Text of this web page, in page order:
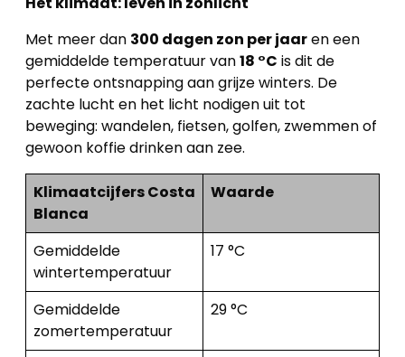
Met meer dan 300 dagen zon per jaaren een
gemiddelde temperatuur van18 °C is dit de
perfecte ontsnapping aan grijze winters. De
zachte lucht en het licht nodigen uit tot
beweging: wandelen, fietsen, golfen, zwemmen of
gewoon koffie drinken aan zee.
Klimaatcijfers Costa
Blanca
Waarde
Gemiddelde
wintertemperatuur
17 °C
Gemiddelde
zomertemperatuur
29 °C